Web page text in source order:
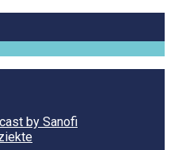
by Sanofi